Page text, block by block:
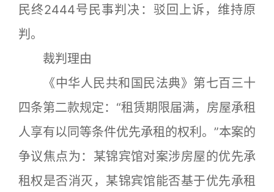
民终2444号民事判决：驳回上诉，维持原
判。
裁判理由
《中华人民共和国民法典》第七百三十
四条第二款规定：“租赁期限届满，房屋承租
人享有以同等条件优先承租的权利。”本案的
争议焦点为：某锦宾馆对案涉房屋的优先承
租权是否消灭，某锦宾馆能否基于优先承租